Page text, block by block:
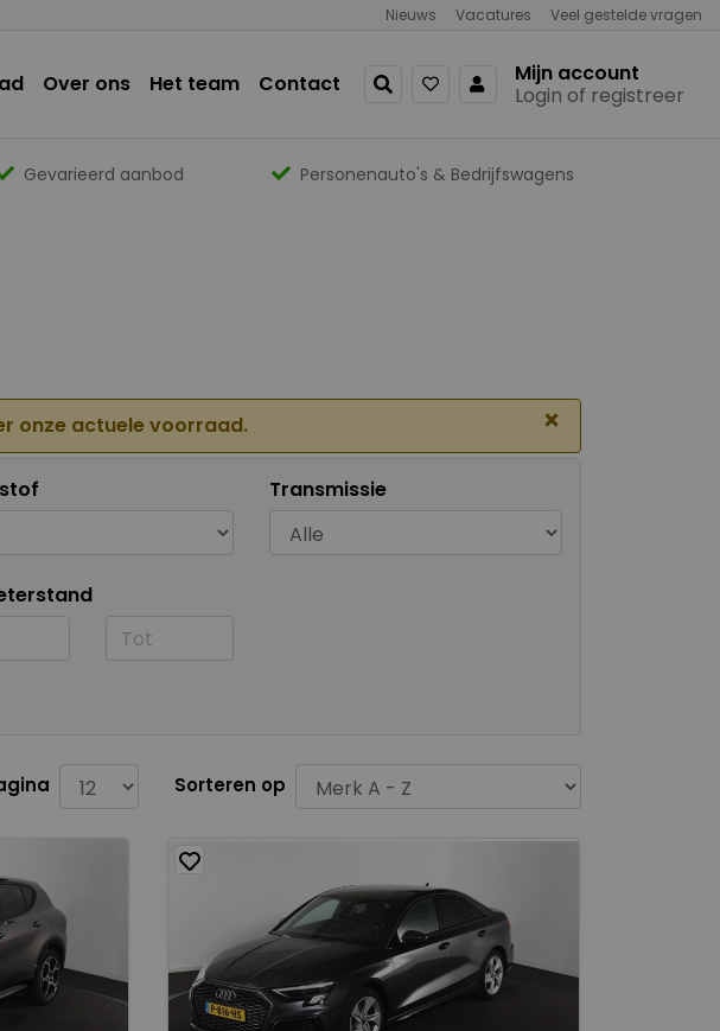
Nieuws Vacatures Veel gestelde vragen
Over ons Het team Contact
Mijn account
Login of registreer
Gevarieerd aanbod Personenauto's & Bedrijfswagens
onze actuele voorraad. ×
Transmissie
Sorteren op